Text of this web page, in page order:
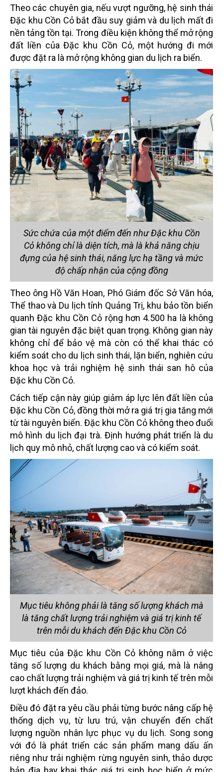
Theo các chuyên gia, nếu vượt ngưỡng, hệ sinh thái
Đặc khu Cồn Cỏ bắt đầu suy giảm và du lịch mất đi
nền tảng tồn tại. Trong điều kiện không thể mở rộng
đất liền của Đặc khu Cồn Cỏ, một hướng đi mới
được đặt ra là mở rộng không gian du lịch ra biển.
Sức chứa của một điểm đến như Đặc khu Cồn
Cỏ không chỉ là diện tích, mà là khả năng chịu
đựng của hệ sinh thái, năng lực hạ tầng và mức
độ chấp nhận của cộng đồng
Theo ông Hồ Văn Hoan, Phó Giám đốc Sở Văn hóa,
Thể thao và Du lịch tỉnh Quảng Trị, khu bảo tồn biển
quanh Đặc khu Cồn Cỏ rộng hơn 4.500 ha là không
gian tài nguyên đặc biệt quan trọng. Không gian này
không chỉ để bảo vệ mà còn có thể khai thác có
kiểm soát cho du lịch sinh thái, lặn biển, nghiên cứu
khoa học và trải nghiệm hệ sinh thái san hô của
Đặc khu Cồn Cỏ.
Cách tiếp cận này giúp giảm áp lực lên đất liền của
Đặc khu Cồn Cỏ, đồng thời mở ra giá trị gia tăng mới
từ tài nguyên biển. Đặc khu Cồn Cỏ không theo đuổi
mô hình du lịch đại trà. Định hướng phát triển là du
lịch quy mô nhỏ, chất lượng cao và có kiểm soát.
Mục tiêu không phải là tăng số lượng khách mà
là tăng chất lượng trải nghiệm và giá trị kinh tế
trên mỗi du khách đến Đặc khu Cồn Cỏ
Mục tiêu của Đặc khu Cồn Cỏ không nằm ở việc
tăng số lượng du khách bằng mọi giá, mà là nâng
cao chất lượng trải nghiệm và giá trị kinh tế trên mỗi
lượt khách đến đảo.
Điều đó đặt ra yêu cầu phải từng bước nâng cấp hệ
thống dịch vụ, từ lưu trú, vận chuyển đến chất
lượng nguồn nhân lực phục vụ du lịch. Song song
với đó là phát triển các sản phẩm mang dấu ấn
riêng như trải nghiệm rừng nguyên sinh, thảo dược